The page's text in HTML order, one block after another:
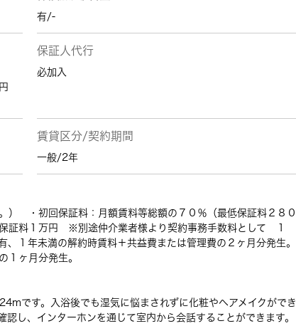
有/-
保証人代行
必加入
賃貸区分/契約期間
一般/2年
） ・初回保証料：月額賃料等総額の７０％（最低保証料２８０
証料１万円 ※別途仲介業者様より契約事務手数料として １
１年未満の解約時賃料＋共益費または管理費の２ヶ月分発生。
１ヶ月分発生。
です。入浴後でも湿気に悩まされずに化粧やヘアメイクができ
し、インターホンを通じて室内から会話することができます。